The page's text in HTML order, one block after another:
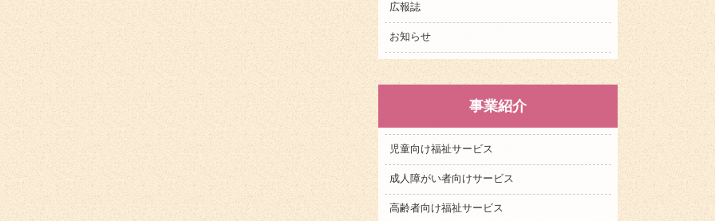
広報誌
お知らせ
事業紹介
児童向け福祉サービス
成人障がい者向けサービス
高齢者向け福祉サービス